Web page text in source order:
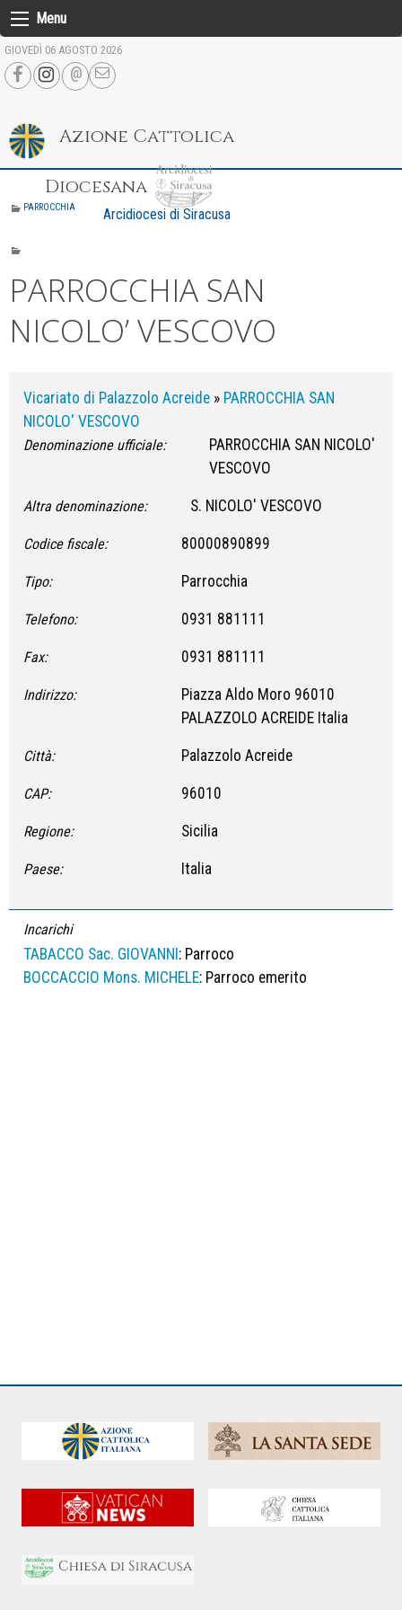
Skip
to
content
Menu
GIOVEDÌ 06 AGOSTO 2026
Azione Cattolica
Diocesana
Arcidiocesi di Siracusa
PARROCCHIA
PARROCCHIA SAN
NICOLO’ VESCOVO
Vicariato di Palazzolo Acreide » PARROCCHIA SAN
NICOLO' VESCOVO
Denominazione ufficiale:
PARROCCHIA SAN NICOLO'
VESCOVO
Altra denominazione: S. NICOLO' VESCOVO
Codice fiscale: 80000890899
Tipo: Parrocchia
Telefono: 0931 881111
Fax: 0931 881111
Indirizzo:
Piazza Aldo Moro 96010
PALAZZOLO ACREIDE Italia
Città: Palazzolo Acreide
CAP: 96010
Regione: Sicilia
Paese: Italia
Incarichi
TABACCO Sac. GIOVANNI: Parroco
BOCCACCIO Mons. MICHELE: Parroco emerito